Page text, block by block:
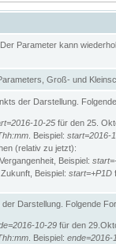
Parameter kann
Groß- und
der Darstellung.
10-25 für den 25.
. Beispiel: start=2016-
(relativ zu jetzt):
Beispiel:
Beispiel: start=+P1D
Darstellung. Folgende
10-29 für den
. Beispiel: ende=2016-